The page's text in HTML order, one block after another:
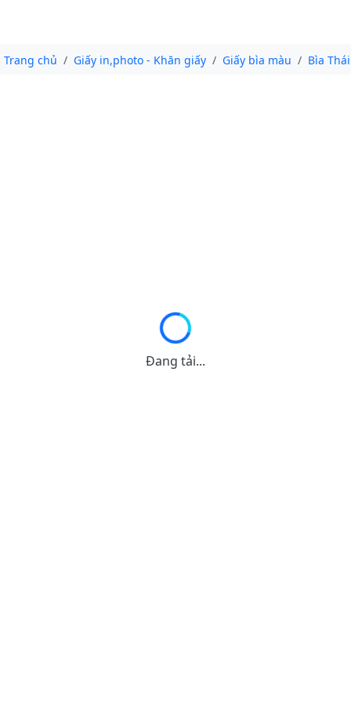
Trang chủ Giấy in,photo - Khăn giấy Giấy bìa màu Bìa Thái
Đang tải...